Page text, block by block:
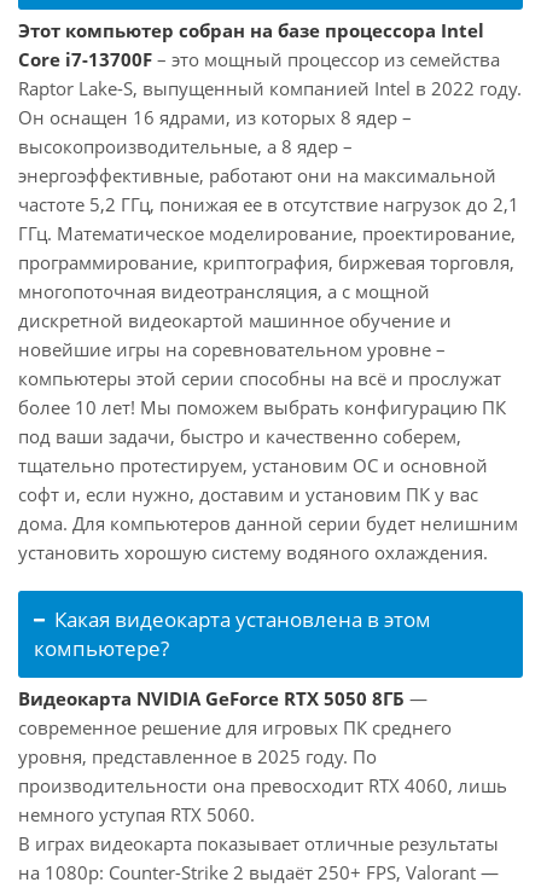
Этот компьютер собран на базе процессора Intel
Core i7-13700F – это мощный процессор из семейства
Raptor Lake-S, выпущенный компанией Intel в 2022 году.
Он оснащен 16 ядрами, из которых 8 ядер –
высокопроизводительные, а 8 ядер –
энергоэффективные, работают они на максимальной
частоте 5,2 ГГц, понижая ее в отсутствие нагрузок до 2,1
ГГц. Математическое моделирование, проектирование,
программирование, криптография, биржевая торговля,
многопоточная видеотрансляция, а с мощной
дискретной видеокартой машинное обучение и
новейшие игры на соревновательном уровне –
компьютеры этой серии способны на всё и прослужат
более 10 лет! Мы поможем выбрать конфигурацию ПК
под ваши задачи, быстро и качественно соберем,
тщательно протестируем, установим ОС и основной
софт и, если нужно, доставим и установим ПК у вас
дома. Для компьютеров данной серии будет нелишним
установить хорошую систему водяного охлаждения.
Какая видеокарта установлена в этом
компьютере?
Видеокарта NVIDIA GeForce RTX 5050 8ГБ —
современное решение для игровых ПК среднего
уровня, представленное в 2025 году. По
производительности она превосходит RTX 4060, лишь
немного уступая RTX 5060.
В играх видеокарта показывает отличные результаты
на 1080p: Counter-Strike 2 выдаёт 250+ FPS, Valorant —